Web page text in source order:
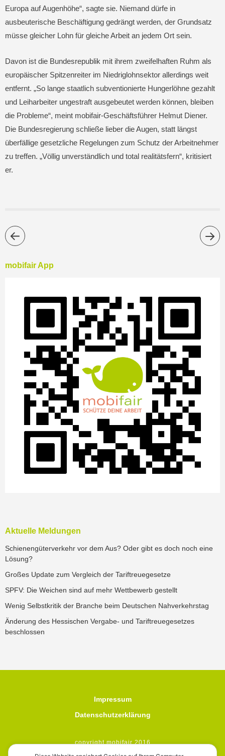
Europa auf Augenhöhe“, sagte sie. Niemand dürfe in
ausbeuterische Beschäftigung gedrängt werden, der Grundsatz
müsse gleicher Lohn für gleiche Arbeit an jedem Ort sein.
Davon ist die Bundesrepublik mit ihrem zweifelhaften Ruhm als
europäischer Spitzenreiter im Niedriglohnsektor allerdings weit
entfernt. „So lange staatlich subventionierte Hungerlöhne gezahlt
und Leiharbeiter ungestraft ausgebeutet werden können, bleiben
die Probleme“, meint mobifair-Geschäftsführer Helmut Diener.
Die Bundesregierung schließe lieber die Augen, statt längst
überfällige gesetzliche Regelungen zum Schutz der Arbeitnehmer
zu treffen. „Völlig unverständlich und total realitätsfern“, kritisiert
er.
mobifair App
Aktuelle Meldungen
Schienengüterverkehr vor dem Aus? Oder gibt es doch noch eine
Lösung?
Großes Update zum Vergleich der Tariftreuegesetze
SPFV: Die Weichen sind auf mehr Wettbewerb gestellt
Wenig Selbstkritik der Branche beim Deutschen Nahverkehrstag
Änderung des Hessischen Vergabe- und Tariftreuegesetzes
beschlossen
Impressum
Datenschutzerklärung
copyright mobifair 2016